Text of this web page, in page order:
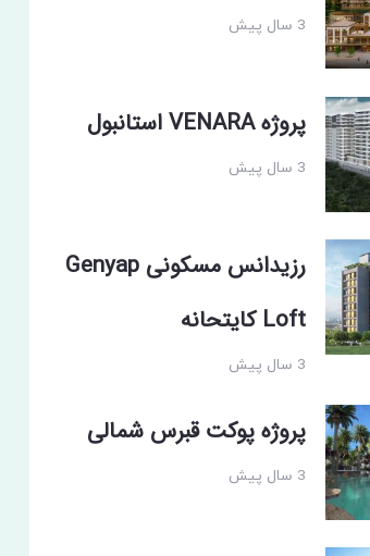
3 سال پیش
پروژه VENARA استانبول
3 سال پیش
رزیدانس مسکونی Genyap
Loft کایتحانه
3 سال پیش
پروژه پوکت قبرس شمالی
3 سال پیش